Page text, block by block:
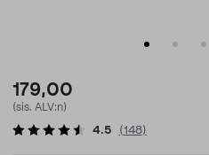
179,00
(sis. ALV:n)
4.5 (148)